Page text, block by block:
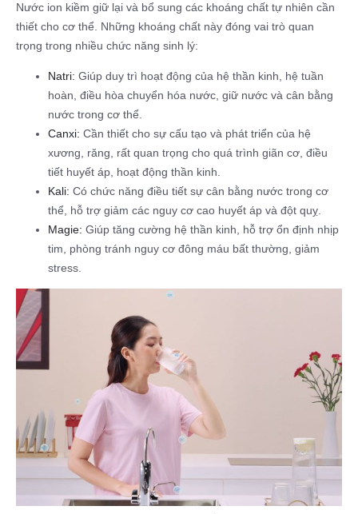
Nước ion kiềm giữ lại và bổ sung các khoáng chất tự nhiên cần
thiết cho cơ thể. Những khoáng chất này đóng vai trò quan
trọng trong nhiều chức năng sinh lý:
Natri: Giúp duy trì hoạt động của hệ thần kinh, hệ tuần
hoàn, điều hòa chuyển hóa nước, giữ nước và cân bằng
nước trong cơ thể.
Canxi: Cần thiết cho sự cấu tạo và phát triển của hệ
xương, răng, rất quan trọng cho quá trình giãn cơ, điều
tiết huyết áp, hoạt động thần kinh.
Kali: Có chức năng điều tiết sự cân bằng nước trong cơ
thể, hỗ trợ giảm các nguy cơ cao huyết áp và đột quỵ.
Magie: Giúp tăng cường hệ thần kinh, hỗ trợ ổn định nhịp
tim, phòng tránh nguy cơ đông máu bất thường, giảm
stress.